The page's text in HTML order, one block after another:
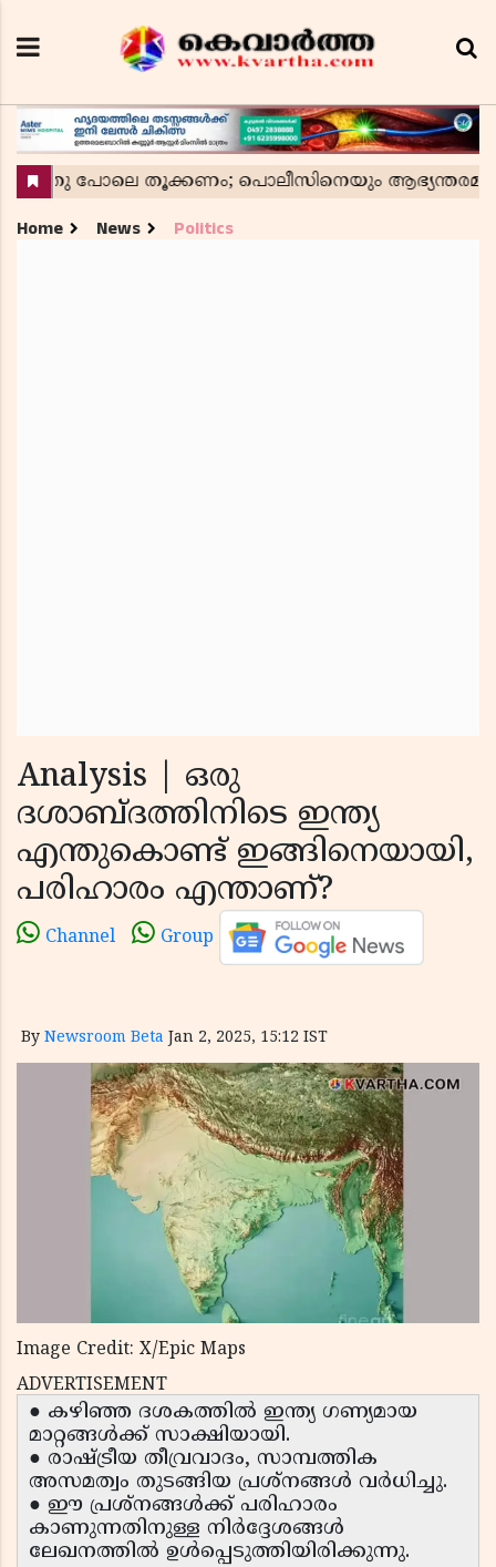
Home News Politics
Analysis | ഒരു
ദശാബ്ദത്തിനിടെ ഇന്ത്യ
എന്തുകൊണ്ട് ഇങ്ങിനെയായി,
പരിഹാരം എന്താണ്?
Channel Group
By Newsroom Beta Jan 2, 2025, 15:12 IST
Image Credit: X/Epic Maps
ADVERTISEMENT
● കഴിഞ്ഞ ദശകത്തിൽ ഇന്ത്യ ഗണ്യമായ
മാറ്റങ്ങൾക്ക് സാക്ഷിയായി.
● രാഷ്ട്രീയ തീവ്രവാദം, സാമ്പത്തിക
അസമത്വം തുടങ്ങിയ പ്രശ്നങ്ങൾ വർധിച്ചു.
● ഈ പ്രശ്നങ്ങൾക്ക് പരിഹാരം
കാണുന്നതിനുള്ള നിർദ്ദേശങ്ങൾ
ലേഖനത്തിൽ ഉൾപ്പെടുത്തിയിരിക്കുന്നു.